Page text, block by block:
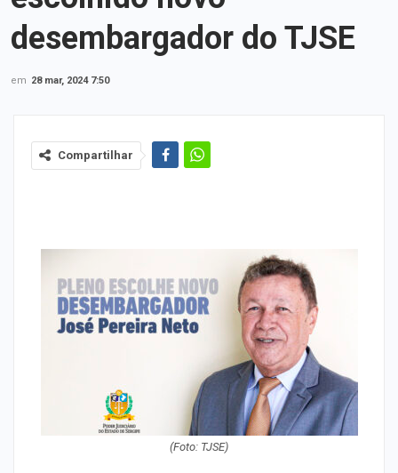
desembargador do TJSE
em 28 mar, 2024 7:50
Compartilhar
(Foto: TJSE)